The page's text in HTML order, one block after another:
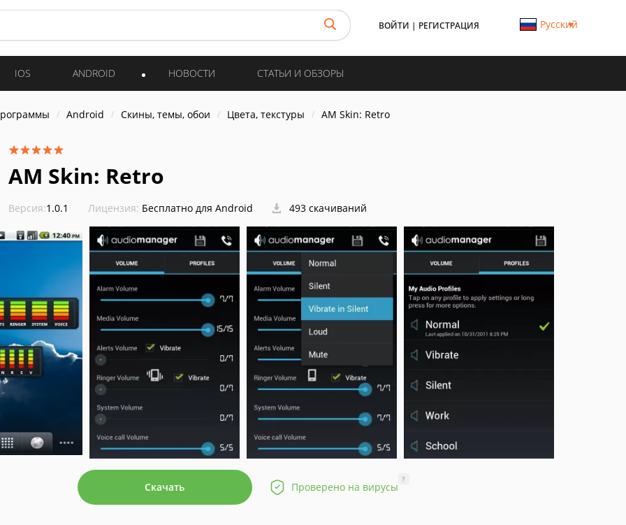
ВОЙТИ | РЕГИСТРАЦИЯ Русский
IOS ANDROID НОВОСТИ СТАТЬИ И ОБЗОРЫ
Android Скины, темы, обои Цвета, текстуры AM Skin: Retro
AM Skin: Retro
Версия:1.0.1 Лицензия: Бесплатно для Android 493 скачиваний
Скачать Проверено на вирусы
?